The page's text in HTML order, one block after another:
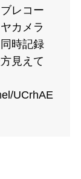
レコー
カメラ
時記録
見えて
UCrhAE